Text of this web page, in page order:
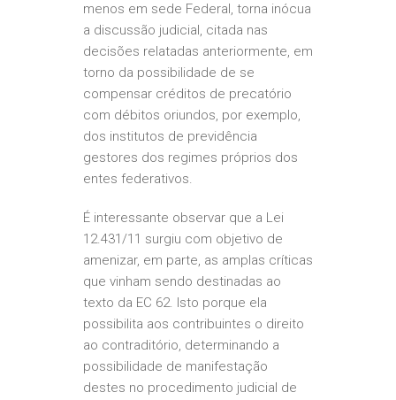
menos em sede Federal, torna inócua
a discussão judicial, citada nas
decisões relatadas anteriormente, em
torno da possibilidade de se
compensar créditos de precatório
com débitos oriundos, por exemplo,
dos institutos de previdência
gestores dos regimes próprios dos
entes federativos.
É interessante observar que a Lei
12.431/11 surgiu com objetivo de
amenizar, em parte, as amplas críticas
que vinham sendo destinadas ao
texto da EC 62. Isto porque ela
possibilita aos contribuintes o direito
ao contraditório, determinando a
possibilidade de manifestação
destes no procedimento judicial de